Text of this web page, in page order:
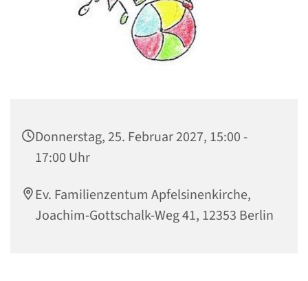
Donnerstag, 25. Februar 2027, 15:00 -
17:00 Uhr
Ev. Familienzentum Apfelsinenkirche,
Joachim-Gottschalk-Weg 41, 12353 Berlin